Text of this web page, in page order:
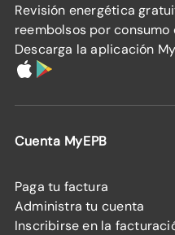
Revisión energética
reembolsos por consumo
Descarga la aplicación
Cuenta MyEPB
Paga tu factura
Administra tu cuenta
Inscribirse en la